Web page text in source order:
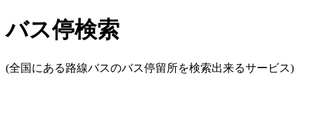
バス停検索
(全国にある路線バスのバス停留所を検索出来るサービス)